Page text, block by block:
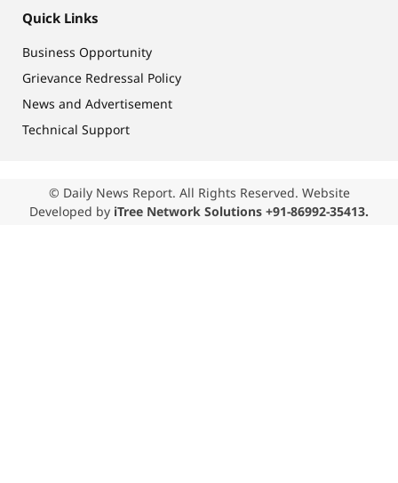
Quick Links
Business Opportunity
Grievance Redressal Policy
News and Advertisement
Technical Support
© Daily News Report. All Rights Reserved. Website
Developed by iTree Network Solutions +91-86992-35413.